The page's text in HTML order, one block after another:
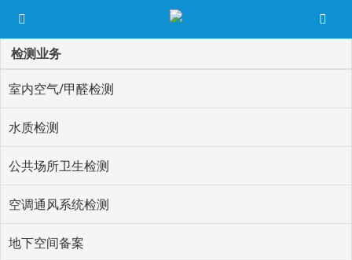
检测业务
室内空气/甲醛检测
水质检测
公共场所卫生检测
空调通风系统检测
地下空间备案